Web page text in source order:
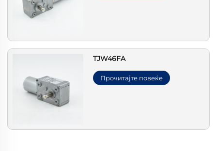
TJW46FA
Прочитајте повеќе